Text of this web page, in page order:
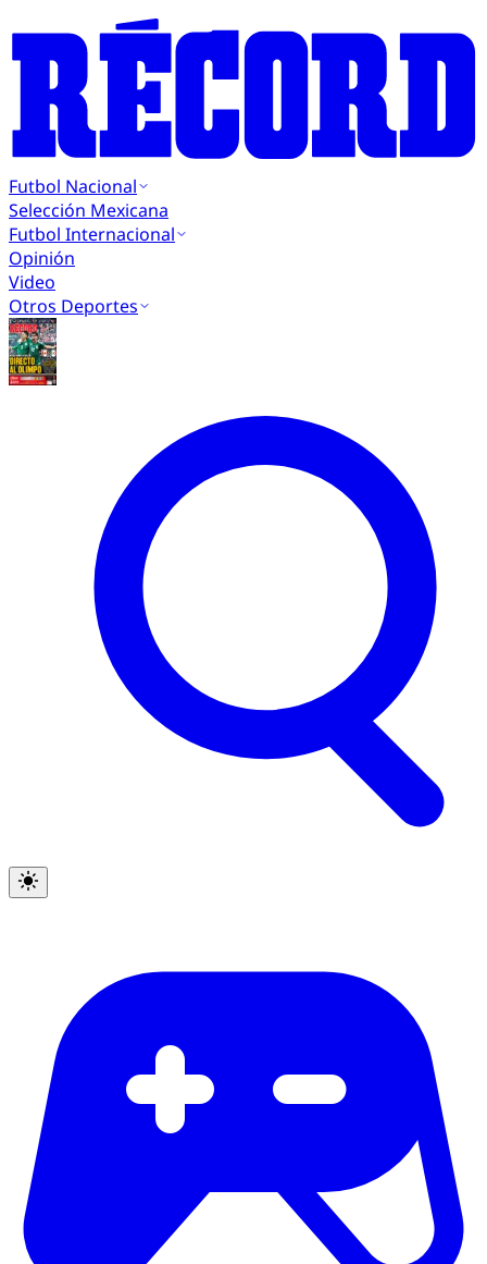
Futbol Nacional
Selección Mexicana
Futbol Internacional
Opinión
Video
Otros Deportes